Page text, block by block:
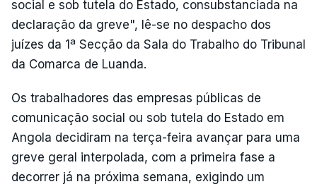
social e sob tutela do Estado, consubstanciada na
declaração da greve", lê-se no despacho dos
juízes da 1ª Secção da Sala do Trabalho do Tribunal
da Comarca de Luanda.
Os trabalhadores das empresas públicas de
comunicação social ou sob tutela do Estado em
Angola decidiram na terça-feira avançar para uma
greve geral interpolada, com a primeira fase a
decorrer já na próxima semana, exigindo um